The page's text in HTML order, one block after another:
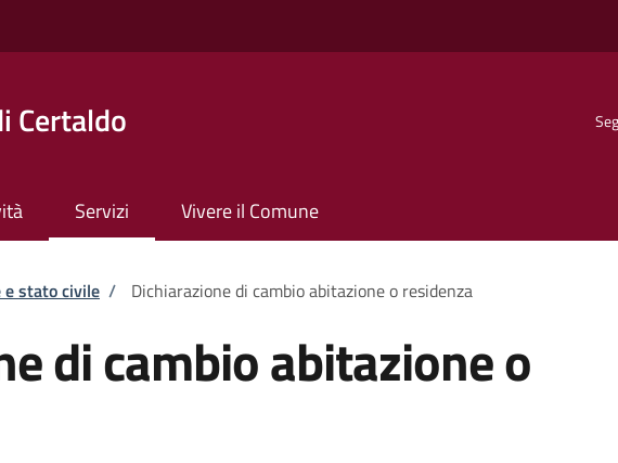
Certaldo
Servizi Vivere il Comune
e stato civile / Dichiarazione di cambio abitazione o residenza
di cambio abitazione o